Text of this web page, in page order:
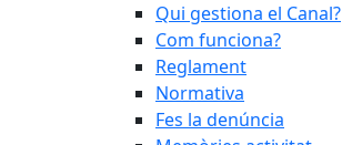
Qui gestiona el Canal?
Com funciona?
Reglament
Normativa
Fes la denúncia